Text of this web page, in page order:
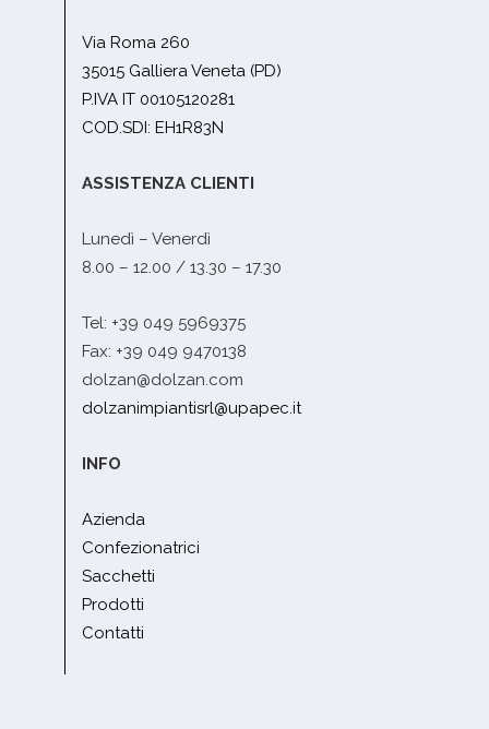
Via Roma 260
35015 Galliera Veneta (PD)
P.IVA IT 00105120281
COD.SDI: EH1R83N
ASSISTENZA CLIENTI
Lunedì – Venerdì
8.00 – 12.00 / 13.30 – 17.30
Tel: +39 049 5969375
Fax: +39 049 9470138
dolzan@dolzan.com
dolzanimpiantisrl@upapec.it
INFO
Azienda
Confezionatrici
Sacchetti
Prodotti
Contatti